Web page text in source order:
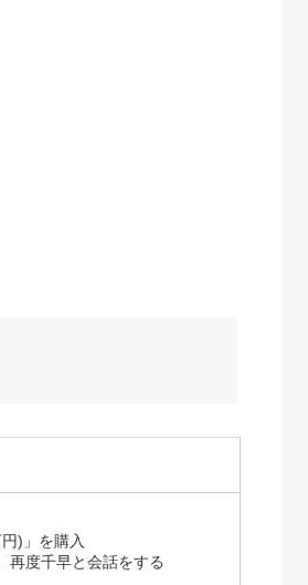
)」を購入
再度千早と会話をする